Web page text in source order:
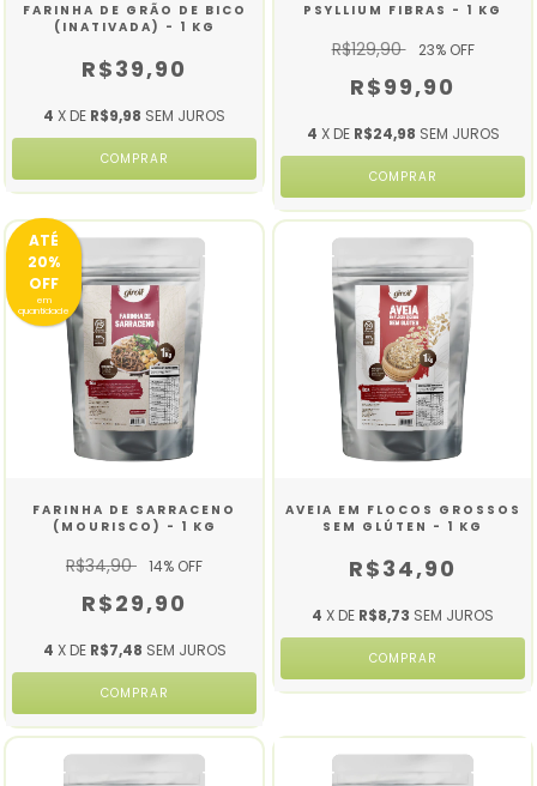
FARINHA DE GRÃO DE BICO
(INATIVADA) - 1 KG
R$39,90
4 X DE R$9,98 SEM JUROS
PSYLLIUM FIBRAS - 1 KG
R$129,90 23% OFF
R$99,90
4 X DE R$24,98 SEM JUROS
ATÉ
20%
OFF
em
quantidade
FARINHA DE SARRACENO
(MOURISCO) - 1 KG
R$34,90 14% OFF
R$29,90
4 X DE R$7,48 SEM JUROS
AVEIA EM FLOCOS GROSSOS
SEM GLÚTEN - 1 KG
R$34,90
4 X DE R$8,73 SEM JUROS